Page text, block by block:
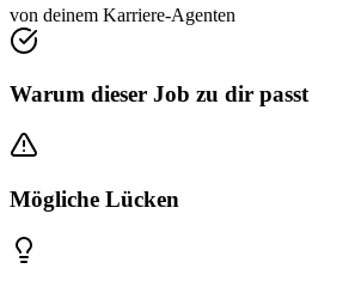
von deinem Karriere-Agenten
Warum dieser Job zu dir passt
Mögliche Lücken